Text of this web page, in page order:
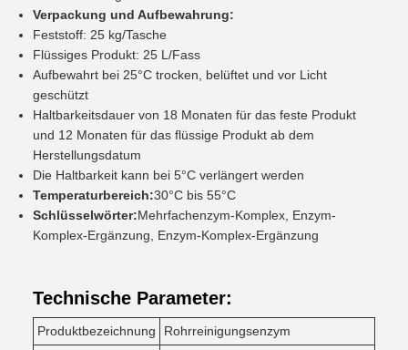
Verpackung und Aufbewahrung:
Feststoff: 25 kg/Tasche
Flüssiges Produkt: 25 L/Fass
Aufbewahrt bei 25°C trocken, belüftet und vor Licht
geschützt
Haltbarkeitsdauer von 18 Monaten für das feste Produkt
und 12 Monaten für das flüssige Produkt ab dem
Herstellungsdatum
Die Haltbarkeit kann bei 5°C verlängert werden
Temperaturbereich:30°C bis 55°C
Schlüsselwörter:Mehrfachenzym-Komplex, Enzym-
Komplex-Ergänzung, Enzym-Komplex-Ergänzung
Technische Parameter:
Produktbezeichnung
Rohrreinigungsenzym